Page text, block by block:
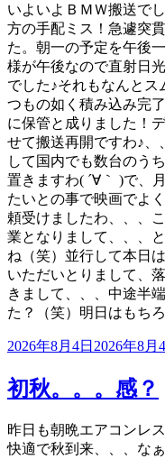
いよいよＢＭＷ搬送で
方の手配ミス！急遽突
た。朝一の予定を午後
様が午後なので直射日
でした♪それもなんと
つもの如く積み込み完
に保管と成りました！
せて搬送再開ですわ♪
して国内でも数台のう
置きますわ( ´∀｀ )で、
たいとの事で映画でよ
頼受けましたわ、、、
業となりまして、、、
ね（笑）並行して本日
いただいとりまして、
きまして、、、中途半
た？（笑）明日はもち
投
日:
2026年8月4日 2026年8月
初秋。。。感？
昨日も朝晩エアコンレ
快適で秋到来、、、な